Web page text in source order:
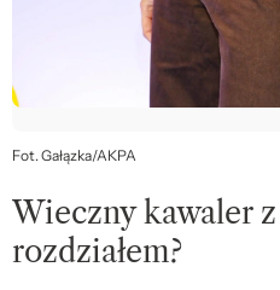
Fot. Gałązka/AKPA
Wieczny kawaler
rozdziałem?